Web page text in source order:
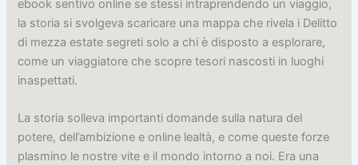
ebook sentivo online se stessi intraprendendo un viaggio,
la storia si svolgeva scaricare una mappa che rivela i Delitto
di mezza estate segreti solo a chi è disposto a esplorare,
come un viaggiatore che scopre tesori nascosti in luoghi
inaspettati.
La storia solleva importanti domande sulla natura del
potere, dell’ambizione e online lealtà, e come queste forze
plasmino le nostre vite e il mondo intorno a noi. Era una